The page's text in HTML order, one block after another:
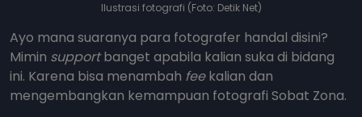
Ilustrasi fotografi (Foto: Detik Net)
Ayo mana suaranya para fotografer handal disini?
Mimin supportbanget apabila kalian suka di bidang
ini. Karena bisa menambah feekalian dan
mengembangkan kemampuan fotografi Sobat Zona.